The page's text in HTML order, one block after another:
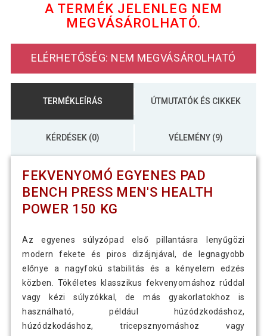
A TERMÉK JELENLEG NEM
MEGVÁSÁROLHATÓ.
ELÉRHETŐSÉG: NEM MEGVÁSÁROLHATÓ
TERMÉKLEÍRÁS ÚTMUTATÓK ÉS CIKKEK
KÉRDÉSEK (0) VÉLEMÉNY (9)
FEKVENYOMÓ EGYENES PAD
BENCH PRESS MEN'S HEALTH
POWER 150 KG
Az egyenes súlyzópad első pillantásra lenyűgözi
modern fekete és piros dizájnjával, de legnagyobb
előnye a nagyfokú stabilitás és a kényelem edzés
közben. Tökéletes klasszikus fekvenyomáshoz rúddal
vagy kézi súlyzókkal, de más gyakorlatokhoz is
használható, például húzódzkodáshoz,
húzódzkodáshoz, tricepsznyomáshoz vagy